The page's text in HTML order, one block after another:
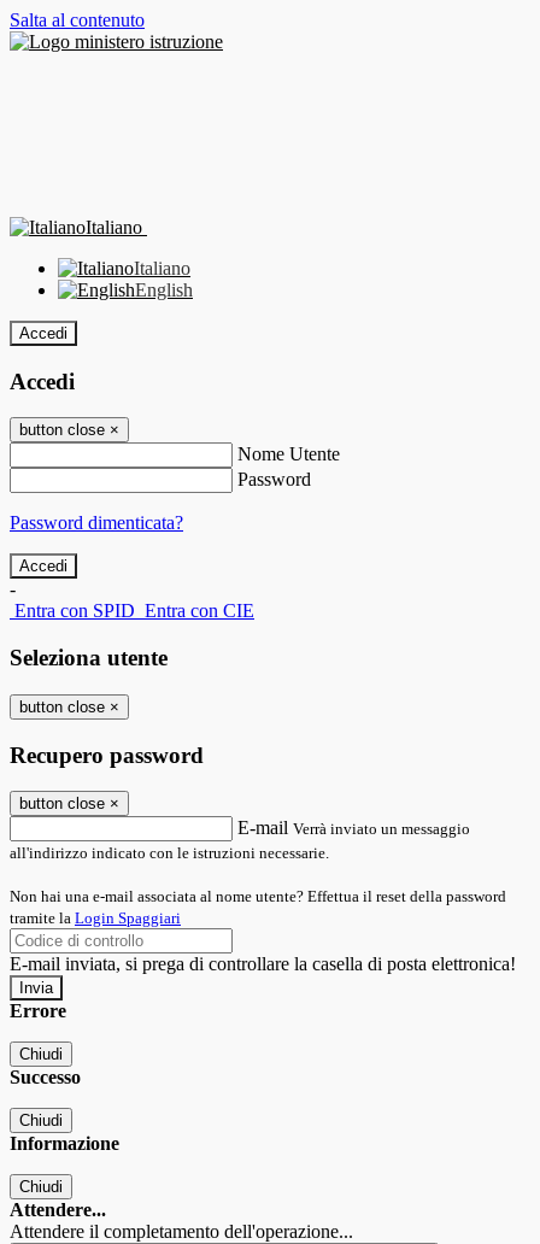
Salta al contenuto
Italiano
Italiano
English
Accedi
Accedi
button close ×
Nome Utente
Password
Password dimenticata?
-
Entra con SPID Entra con CIE
Seleziona utente
button close ×
Recupero password
button close ×
E-mail Verrà inviato un messaggio
all'indirizzo indicato con le istruzioni necessarie.
Non hai una e-mail associata al nome utente? Effettua il reset della password
tramite la Login Spaggiari
E-mail inviata, si prega di controllare la casella di posta elettronica!
Errore
Chiudi
Successo
Chiudi
Informazione
Chiudi
Attendere...
Attendere il completamento dell'operazione...